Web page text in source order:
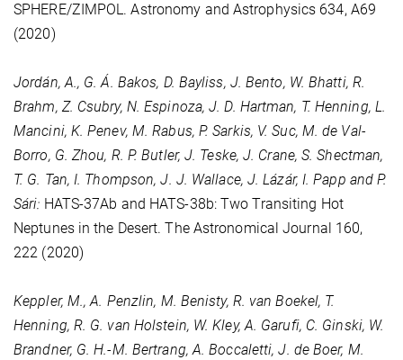
SPHERE/ZIMPOL. Astronomy and Astrophysics 634, A69
(2020)
Jordán, A., G. Á. Bakos, D. Bayliss, J. Bento, W. Bhatti, R.
Brahm, Z. Csubry, N. Espinoza, J. D. Hartman, T. Henning, L.
Mancini, K. Penev, M. Rabus, P. Sarkis, V. Suc, M. de Val-
Borro, G. Zhou, R. P. Butler, J. Teske, J. Crane, S. Shectman,
T. G. Tan, I. Thompson, J. J. Wallace, J. Lázár, I. Papp and P.
Sári: HATS-37Ab and HATS-38b: Two Transiting Hot
Neptunes in the Desert. The Astronomical Journal 160,
222 (2020)
Keppler, M., A. Penzlin, M. Benisty, R. van Boekel, T.
Henning, R. G. van Holstein, W. Kley, A. Garufi, C. Ginski, W.
Brandner, G. H.-M. Bertrang, A. Boccaletti, J. de Boer, M.